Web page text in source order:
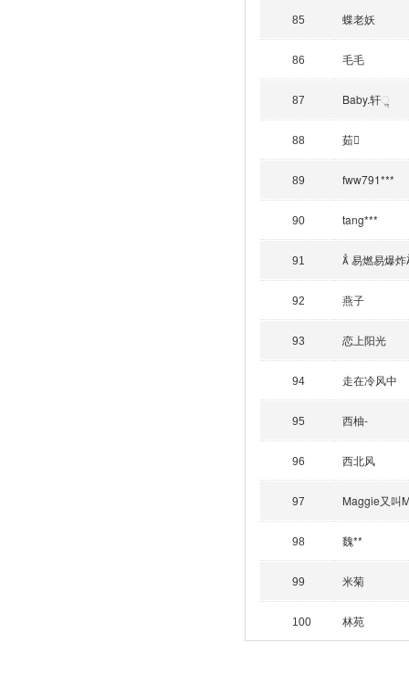
85 蝶老妖
86 毛毛
87 Baby.轩ૢ
88 茹
89 fww791***
90 tang***
91  易燃易爆炸
92 燕子
93 恋上阳光
94 走在冷风中
95 西柚-
96 西北风
97 Maggie又叫
98 魏**
99 米菊
100 林苑